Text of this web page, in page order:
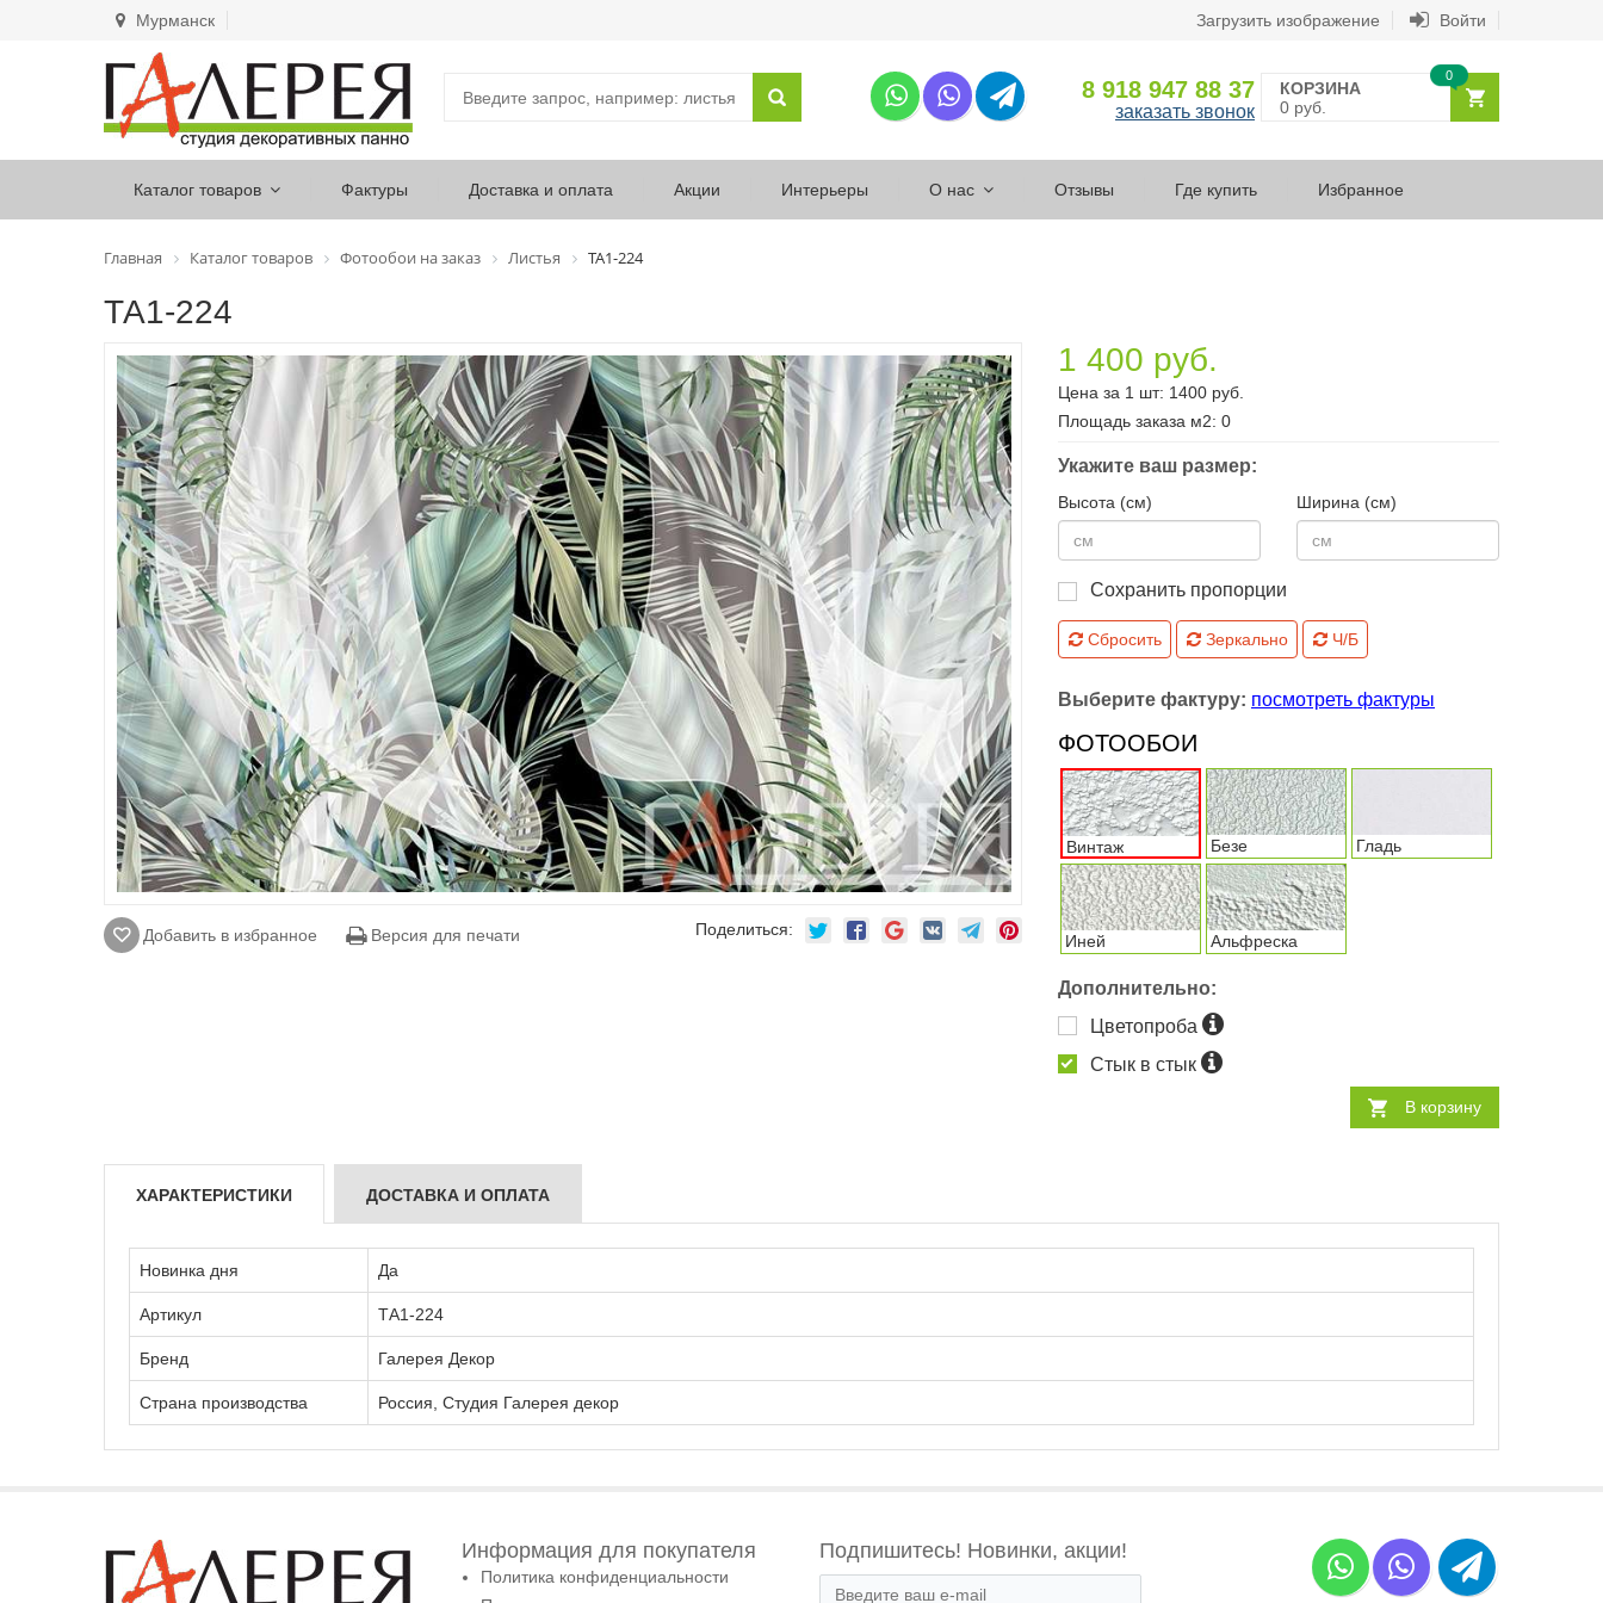
Мурманск Загрузить изображение Войти
8 918 947 88 37
заказать звонок
КОРЗИНА
0 руб.
0
Каталог товаров Фактуры Доставка и оплата Акции Интерьеры О нас Отзывы Где купить Избранное
Главная Каталог товаров Фотообои на заказ Листья ТА1-224
ТА1-224
Добавить в избранное Версия для печати Поделиться:
1 400 руб.
Цена за 1 шт: 1400 руб.
Площадь заказа м2: 0
Укажите ваш размер:
Высота (см) Ширина (см)
Сохранить пропорции
Сбросить Зеркально Ч/Б
Выберите фактуру: посмотреть фактуры
ФОТООБОИ
Винтаж Безе Гладь
Иней Альфреска
Дополнительно:
Цветопроба
Стык в стык
В корзину
ХАРАКТЕРИСТИКИ ДОСТАВКА И ОПЛАТА
Новинка дня Да
Артикул ТА1-224
Бренд Галерея Декор
Страна производства Россия, Студия Галерея декор
Информация для покупателя
Политика конфиденциальности
Подпишитесь! Новинки, акции!